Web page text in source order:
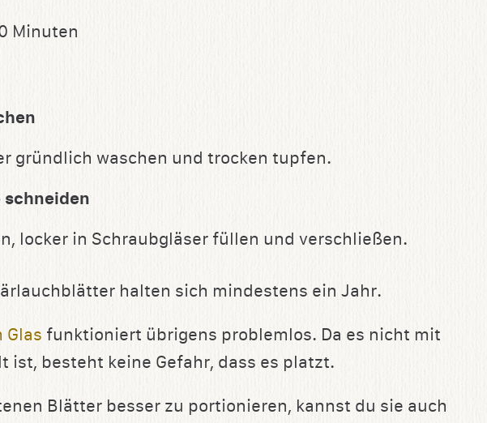
Minuten
gründlich waschen und trocken tupfen.
locker in Schraubgläser füllen und verschließen.
halten sich mindestens ein Jahr.
Glas funktioniert übrigens problemlos. Da es nicht mit
ist, besteht keine Gefahr, dass es platzt.
Blätter besser zu portionieren, kannst du sie auch